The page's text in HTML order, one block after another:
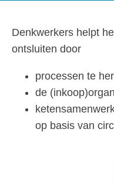
Denkwerkers helpt
ontsluiten door
processen te
de
op basis van